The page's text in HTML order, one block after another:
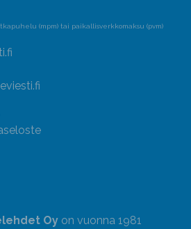
(mpm) tai paikallisverkkomaksu (pvm)
Oy on vuonna 1981